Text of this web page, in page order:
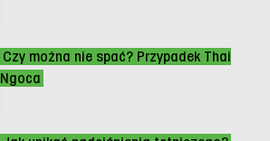
Czy można nie spać? Przypadek Thai
Ngoca